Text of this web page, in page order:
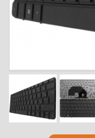
MSI
SAMSUNG
SONY